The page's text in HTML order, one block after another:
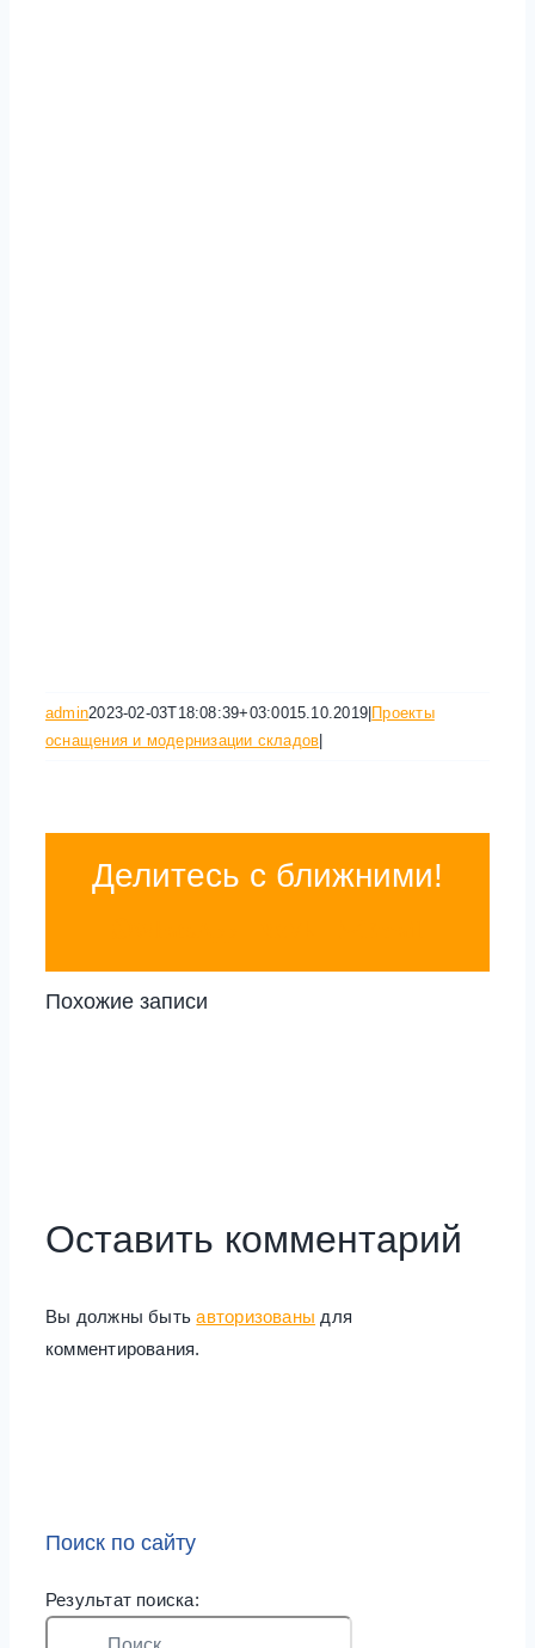
admin2023-02-03T18:08:39+03:0015.10.2019 Проекты
оснащения и модернизации складов
Делитесь с ближними!
Похожие записи
Оставить комментарий
Вы должны бытьавторизованы для
комментирования.
Поиск по сайту
Результат поиска: